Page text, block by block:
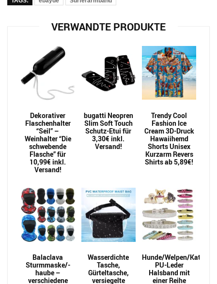
VERWANDTE PRODUKTE
Dekorativer
Flaschenhalter
“Seil” –
Weinhalter “Die
schwebende
Flasche” für
10,99€ inkl.
Versand!
bugatti Neopren
Slim Soft Touch
Schutz-Etui für
3,30€ inkl.
Versand!
Trendy Cool
Fashion Ice
Cream 3D-Druck
Hawaiihemd
Shorts Unisex
Kurzarm Revers
Shirts ab 5,89€!
Balaclava
Sturmmaske/-
haube –
verschiedene
Wasserdichte
Tasche,
Gürteltasche,
versiegelte
Hunde/Welpen/Katzen
PU-Leder
Halsband mit
einer Reihe